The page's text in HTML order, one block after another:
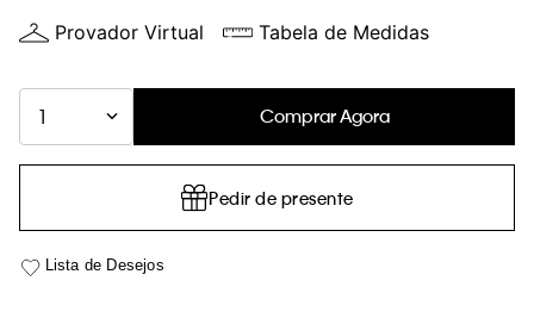
Provador Virtual Tabela de Medidas
1 Comprar Agora
Pedir de presente